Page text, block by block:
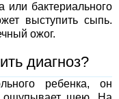
или бактериального
выступить сыпь.
ожог.
диагноз?
ребенка, он